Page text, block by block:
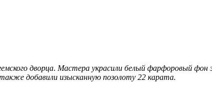
дворца. Мастера украсили белый фарфоровый
добавили изысканную позолоту 22 карата.